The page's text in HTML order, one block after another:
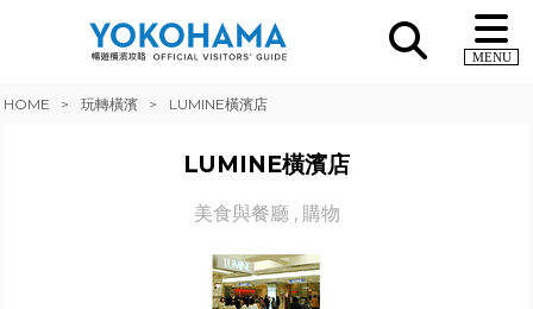
MENU
HOME 玩轉橫濱 LUMINE橫濱店
LUMINE橫濱店
美食與餐廳, 購物